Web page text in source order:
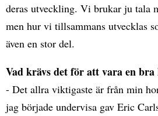
deras utveckling. Vi brukar ju tala
men hur vi tillsammans utvecklas
även en stor del.
Vad krävs det för att vara en bra
- Det allra viktigaste är från min
jag började undervisa gav Eric